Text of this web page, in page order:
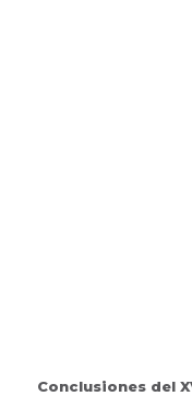
Conclusiones del